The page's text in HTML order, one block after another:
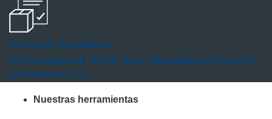
diálogo.
Inscripción del producto
Las herramientas RIDGID están respaldadas por la mejor
cobertura del ramo.
Nuestras herramientas